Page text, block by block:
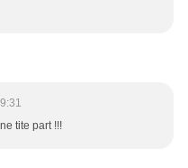
tite part !!!